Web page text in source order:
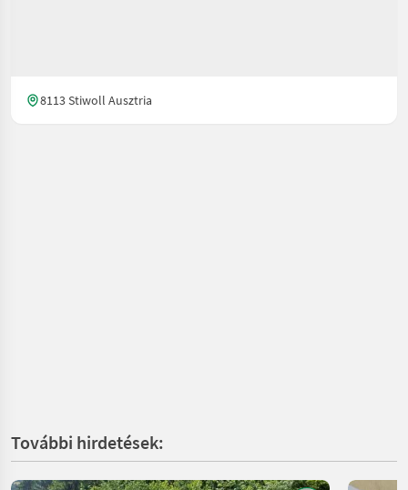
8113 Stiwoll Ausztria
További hirdetések: